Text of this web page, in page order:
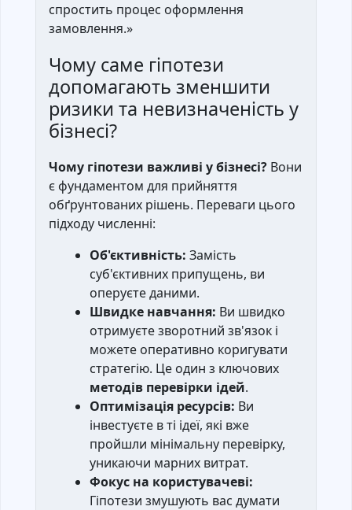
спростить процес оформлення
замовлення.»
Чому саме гіпотези
допомагають зменшити
ризики та невизначеність у
бізнесі?
Чому гіпотези важливі у бізнесі? Вони
є фундаментом для прийняття
обґрунтованих рішень. Переваги цього
підходу численні:
Об'єктивність: Замість
суб'єктивних припущень, ви
оперуєте даними.
Швидке навчання: Ви швидко
отримуєте зворотний зв'язок і
можете оперативно коригувати
стратегію. Це один з ключових
методів перевірки ідей.
Оптимізація ресурсів: Ви
інвестуєте в ті ідеї, які вже
пройшли мінімальну перевірку,
уникаючи марних витрат.
Фокус на користувачеві:
Гіпотези змушують вас думати